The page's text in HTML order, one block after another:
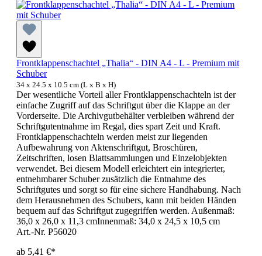
Frontklappenschachtel „Thalia“ - DIN A4 - L - Premium mit
Schuber
34 x 24.5 x 10.5 cm (L x B x H)
Der wesentliche Vorteil aller Frontklappenschachteln ist der
einfache Zugriff auf das Schriftgut über die Klappe an der
Vorderseite. Die Archivgutbehälter verbleiben während der
Schriftgutentnahme im Regal, dies spart Zeit und Kraft.
Frontklappenschachteln werden meist zur liegenden
Aufbewahrung von Aktenschriftgut, Broschüren,
Zeitschriften, losen Blattsammlungen und Einzelobjekten
verwendet. Bei diesem Modell erleichtert ein integrierter,
entnehmbarer Schuber zusätzlich die Entnahme des
Schriftgutes und sorgt so für eine sichere Handhabung. Nach
dem Herausnehmen des Schubers, kann mit beiden Händen
bequem auf das Schriftgut zugegriffen werden. Außenmaß:
36,0 x 26,0 x 11,3 cmInnenmaß: 34,0 x 24,5 x 10,5 cm
Art.-Nr. P56020
ab 5,41 €*